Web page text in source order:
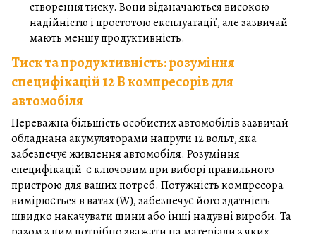
створення тиску. Вони відзначаються високою
надійністю і простотою експлуатації, але зазвичай
мають меншу продуктивність.
Тиск та продуктивність: розуміння
специфікацій 12 В компресорів для
автомобіля
Переважна більшість особистих автомобілів зазвичай
обладнана акумуляторами напруги 12 вольт, яка
забезпечує живлення автомобіля. Розуміння
специфікацій є ключовим при виборі правильного
пристрою для ваших потреб. Потужність компресора
вимірюється в ватах (W), забезпечує його здатність
швидко накачувати шини або інші надувні вироби. Та